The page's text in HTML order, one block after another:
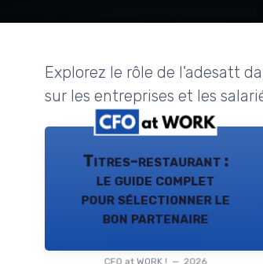
Explorez le rôle de l'adesatt
sur les entreprises et les
Titres-restaurant :
le guide complet
pour sélectionner le
bon partenaire
CFO at WORK ! — 2026